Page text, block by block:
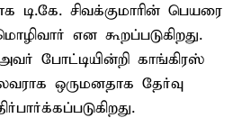
டி.கே. சிவக்குமாரின் பெயரை
என கூறப்படுகிறது.
போட்டியின்றி காங்கிரஸ்
ஒருமனதாக தேர்வு